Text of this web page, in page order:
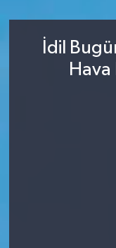
İdil
Hava
Trafik
Süper Lig
Son Dakika